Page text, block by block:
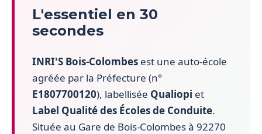
L'essentiel en 30
secondes
INRI'S Bois-Colombes est une auto-école
agréée par la Préfecture (n°
E1807700120), labellisée Qualiopi et
Label Qualité des Écoles de Conduite.
Située au Gare de Bois-Colombes à 92270